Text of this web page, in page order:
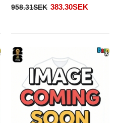
958.31SEK 383.30SEK